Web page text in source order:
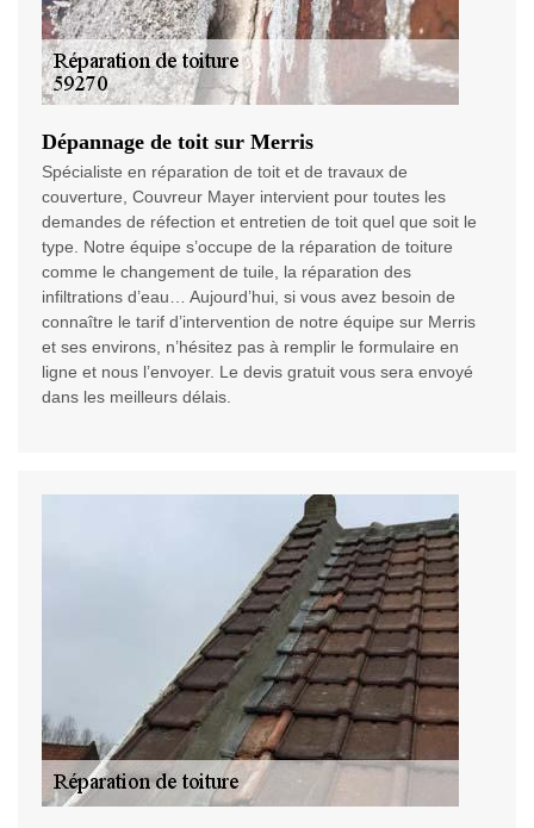
Dépannage de toit sur Merris
Spécialiste en réparation de toit et de travaux de
couverture, Couvreur Mayer intervient pour toutes les
demandes de réfection et entretien de toit quel que soit le
type. Notre équipe s’occupe de la réparation de toiture
comme le changement de tuile, la réparation des
infiltrations d’eau… Aujourd’hui, si vous avez besoin de
connaître le tarif d’intervention de notre équipe sur Merris
et ses environs, n’hésitez pas à remplir le formulaire en
ligne et nous l’envoyer. Le devis gratuit vous sera envoyé
dans les meilleurs délais.